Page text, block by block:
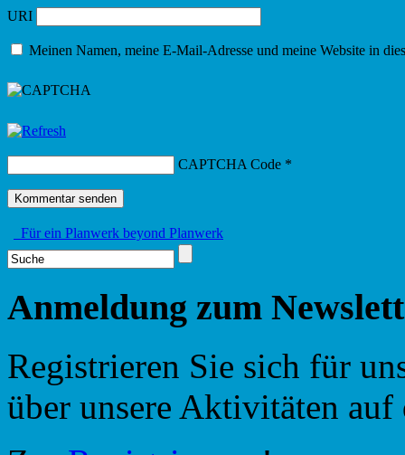
URI
Meinen Namen, meine E-Mail-Adresse und meine Website in
CAPTCHA Code *
Für ein Planwerk beyond Planwerk
Anmeldung zum
Registrieren Sie sich für
über unsere Aktivitäten